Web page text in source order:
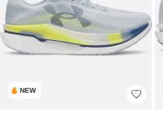
NEW